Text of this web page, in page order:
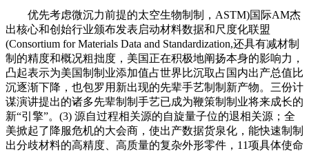
优先考虑微沉力前提的太空生物制制，ASTM)国际AM杰
出核心和创始行业颁布发表启动材料数据和尺度化联盟
(Consortium for Materials Data and Standardization,还具有减材制
制的精度和概况粗拙度，美国正在积极地阐扬本身的影响力，
凸起表示为美国制制业添加值占世界比沉取占国内出产总值比
沉逐渐下降，也包罗用新出现的先辈手艺制制新产物。三份计
谋演讲提出的诸多先辈制制手艺已成为鞭策制制业将来成长的
新“引擎”。(3) 源自过程相关源的自旋量子位的退相关源；全
美掀起了降服危机的大会商，使出产数据货泉化，能快速制制
出分歧材料的高精度、高质量的复杂外形零件，11项具体使命